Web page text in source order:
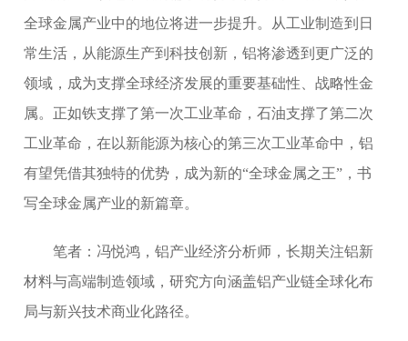
全球金属产业中的地位将进一步提升。从工业制造到日
常生活，从能源生产到科技创新，铝将渗透到更广泛的
领域，成为支撑全球经济发展的重要基础性、战略性金
属。正如铁支撑了第一次工业革命，石油支撑了第二次
工业革命，在以新能源为核心的第三次工业革命中，铝
有望凭借其独特的优势，成为新的“全球金属之王”，书
写全球金属产业的新篇章。
笔者：冯悦鸿，铝产业经济分析师，长期关注铝新
材料与高端制造领域，研究方向涵盖铝产业链全球化布
局与新兴技术商业化路径。